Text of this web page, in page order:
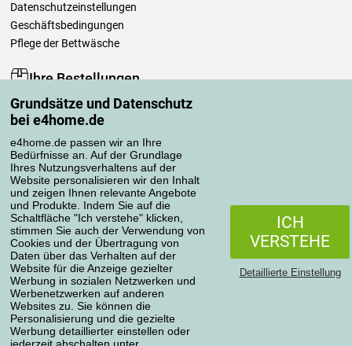
Grundsätze und Datenschutz
bei e4home.de
e4home.de passen wir an Ihre
Bedürfnisse an. Auf der Grundlage
Ihres Nutzungsverhaltens auf der
Website personalisieren wir den Inhalt
und zeigen Ihnen relevante Angebote
und Produkte. Indem Sie auf die
Schaltfläche "Ich verstehe" klicken,
stimmen Sie auch der Verwendung von
Cookies und der Übertragung von
Daten über das Verhalten auf der
Website für die Anzeige gezielter
Werbung in sozialen Netzwerken und
Werbenetzwerken auf anderen
Websites zu. Sie können die
Personalisierung und die gezielte
Werbung detaillierter einstellen oder
ICH
VERSTEHE
Detaillierte Einstellung
Datenschutzeinstellungen
Geschäftsbedingungen
Pflege der Bettwäsche
Ihre Bestellungen
Mein Konto
Bestellübersicht
Reklamationen
Widerrufsbelehrung
Einfach mehr wissen
Richtlinien zur Verarbeitung von Bewertungen
Transportarten
Zahlungsmethoden